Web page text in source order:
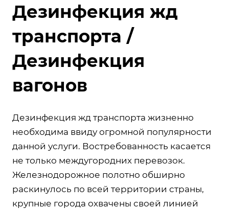
Дезинфекция жд
транспорта /
Дезинфекция
вагонов
Дезинфекция жд транспорта жизненно
необходима ввиду огромной популярности
данной услуги. Востребованность касается
не только междугородних перевозок.
Железнодорожное полотно обширно
раскинулось по всей территории страны,
крупные города охвачены своей линией